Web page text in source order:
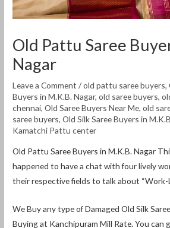
Old Pattu Saree
Nagar
Leave a Comment /old pattu saree buyers,
Buyers in M.K.B. Nagar,old saree buyers,
chennai,Old Saree Buyers Near Me,old
saree buyers,Old Silk Saree Buyers in
Kamatchi Pattu center
Old Pattu Saree Buyers in M.K.B. Nagar
happened to have a chat with four lively
their respective fields to talk about “Work-
We Buy any type of Damaged Old Silk
Buying at Kanchipuram Mill Rate. You can